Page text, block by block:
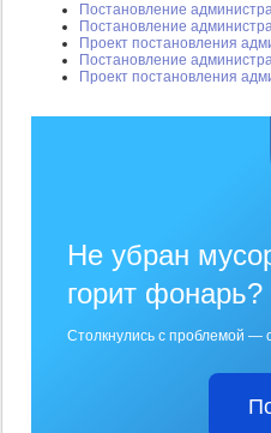
Постановление
Постановление
Проект постановления
Постановление
Проект постановления
Не убран
горит фонарь?
Столкнулись с проблемой —